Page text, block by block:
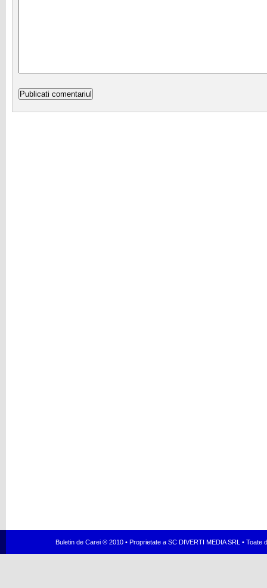
Buletin de Carei ® 2010 • Proprietate a SC DIVERTI MEDIA SRL •